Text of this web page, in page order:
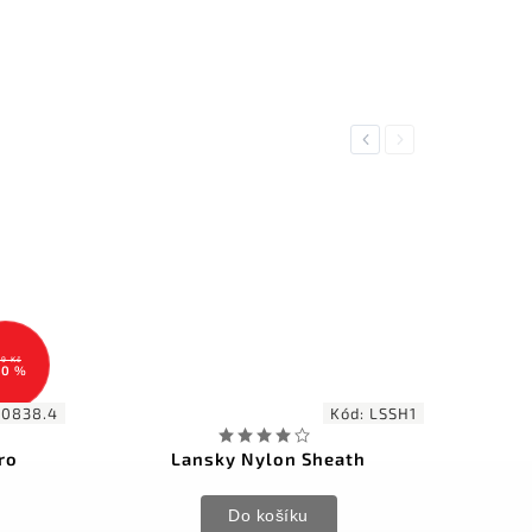
Previous
Kč
%
Kód: LSSH1
Lansky Nylon Sheath
Do košíku
Next